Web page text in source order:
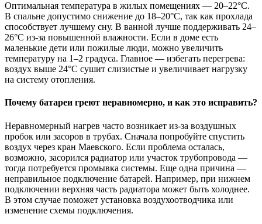
Оптимальная температура в жилых помещениях — 20–22°C.
В спальне допустимо снижение до 18–20°C, так как прохлада
способствует лучшему сну. В ванной лучше поддерживать 24–
26°C из-за повышенной влажности. Если в доме есть
маленькие дети или пожилые люди, можно увеличить
температуру на 1–2 градуса. Главное — избегать перегрева:
воздух выше 24°C сушит слизистые и увеличивает нагрузку
на систему отопления.
Почему батареи греют неравномерно, и как это исправить?
Неравномерный нагрев часто возникает из-за воздушных
пробок или засоров в трубах. Сначала попробуйте спустить
воздух через кран Маевского. Если проблема осталась,
возможно, засорился радиатор или участок трубопровода —
тогда потребуется промывка системы. Еще одна причина —
неправильное подключение батарей. Например, при нижнем
подключении верхняя часть радиатора может быть холоднее.
В этом случае поможет установка воздухоотводчика или
изменение схемы подключения.